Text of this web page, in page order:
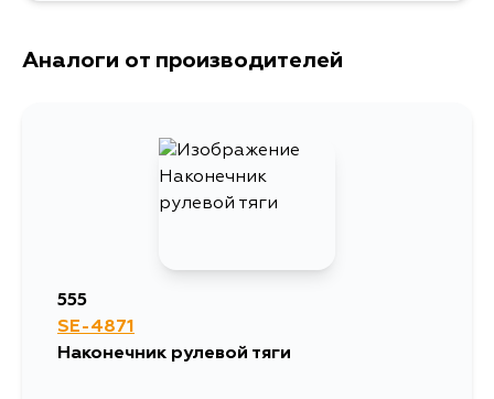
Аналоги от производителей
555
SE-4871
Наконечник рулевой тяги